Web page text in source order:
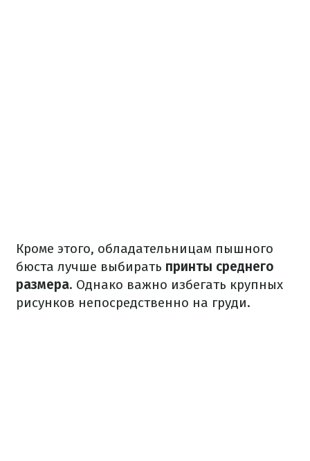
Кроме этого, обладательницам пышного
бюста лучше выбирать принты среднего
размера. Однако важно избегать крупных
рисунков непосредственно на груди.